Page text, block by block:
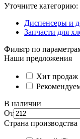
Уточните категорию:
Диспенсеры и
Запчасти для
Фильтр по
Наши предложения
Хит продаж
В наличии
От
Страна производства